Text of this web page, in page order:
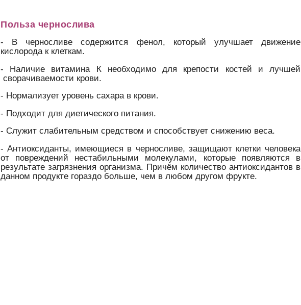
Польза чернослива
- В черносливе содержится фенол, который улучшает движение
кислорода к клеткам.
- Наличие витамина К необходимо для крепости костей и лучшей
сворачиваемости крови.
- Нормализует уровень сахара в крови.
- Подходит для диетического питания.
- Служит слабительным средством и способствует снижению веса.
- Антиоксиданты, имеющиеся в черносливе, защищают клетки человека
от повреждений нестабильными молекулами, которые появляются в
результате загрязнения организма. Причём количество антиоксидантов в
данном продукте гораздо больше, чем в любом другом фрукте.